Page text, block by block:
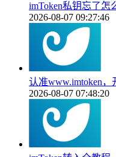
imToken私钥忘了
2026-08-07 09:27:46
认准www.imtoken
2026-08-07 07:48:20